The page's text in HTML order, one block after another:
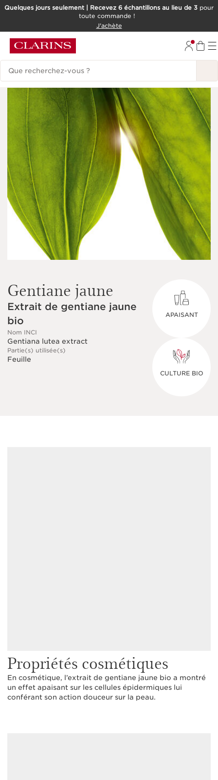
ALLER AU CONTENU
Quelques jours seulement | Recevez 6 échantillons au lieu de 3 pour
toute commande !
J'achète
Historique des recherches
Gentiane jaune
Extrait de gentiane jaune
bio
Nom INCI
Gentiana lutea extract
Partie(s) utilisée(s)
Feuille
APAISANT
CULTURE BIO
Propriétés cosmétiques
En cosmétique, l’extrait de gentiane jaune bio a montré
un effet apaisant sur les cellules épidermiques lui
conférant son action douceur sur la peau.